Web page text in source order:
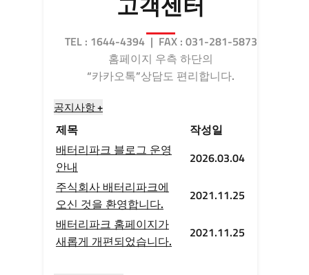
TEL : 1644-4394 | FAX : 031-281-5873
홈페이지 우측 하단의
“카카오톡”상담도 편리합니다.
공지사항 +
제목
작성일
배터리파크 블로그 운영
안내
2026.03.04
주식회사 배터리파크에
오신 것을 환영합니다.
2021.11.25
배터리파크 홈페이지가
새롭게 개편되었습니다.
2021.11.25